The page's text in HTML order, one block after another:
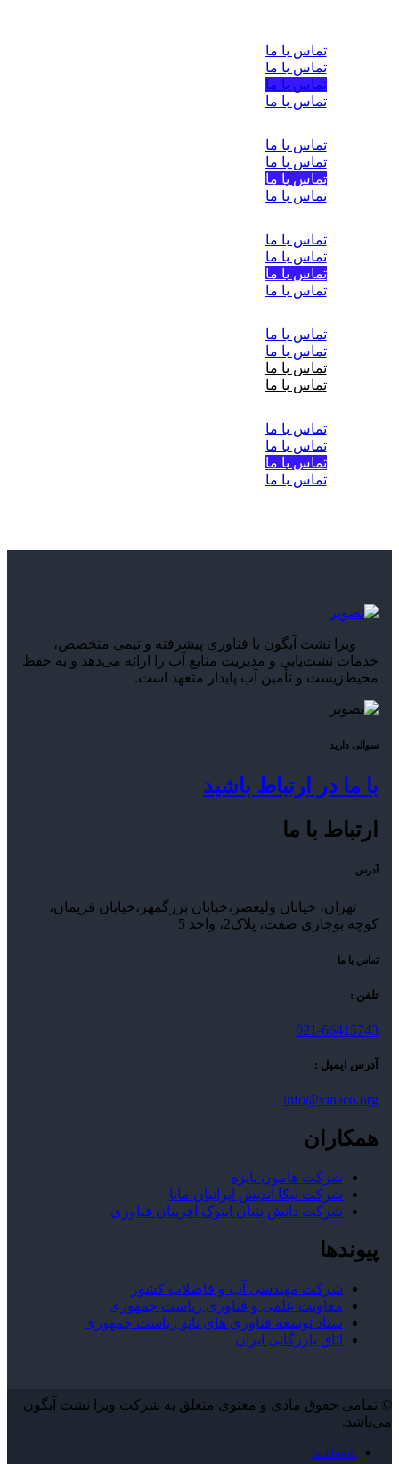
تماس با ما
تماس با ما
تماس با ما
تماس با ما
تماس با ما
تماس با ما
تماس با ما
تماس با ما
تماس با ما
تماس با ما
تماس با ما
تماس با ما
تماس با ما
تماس با ما
تماس با ما
تماس با ما
تماس با ما
تماس با ما
تماس با ما
تماس با ما
ویرا نشت آبگون با فناوری پیشرفته و تیمی متخصص،
خدمات نشت‌یابی و مدیریت منابع آب را ارائه می‌دهد و به حفظ
محیط‌زیست و تأمین آب پایدار متعهد است.
سوالی دارید
با ما در ارتباط باشید
ارتباط با ما
آدرس
تهران، خیابان ولیعصر،خیابان بزرگمهر،خیابان فریمان،
کوچه بوجاری صفت، پلاک2، واحد 5
تماس با ما
تلفن :
021-66415743
آدرس ایمیل :
info@vinaco.org
همکاران
شرکت هامون نایزه
شرکت نیکا اندیش ایرانیان مانا
شرکت دانش بنیان ایتوک آفرینان فناوری
پیوندها
شرکت مهندسی آب و فاضلاب کشور
معاونت علمی و فناوری ریاست جمهوری
ستاد توسعه فناوری های نانو ریاست جمهوری
اتاق بازرگانی ایران
© تمامی حقوق مادی و معنوی متعلق به شرکت ویرا نشت آبگون
می‌باشد.
facebook